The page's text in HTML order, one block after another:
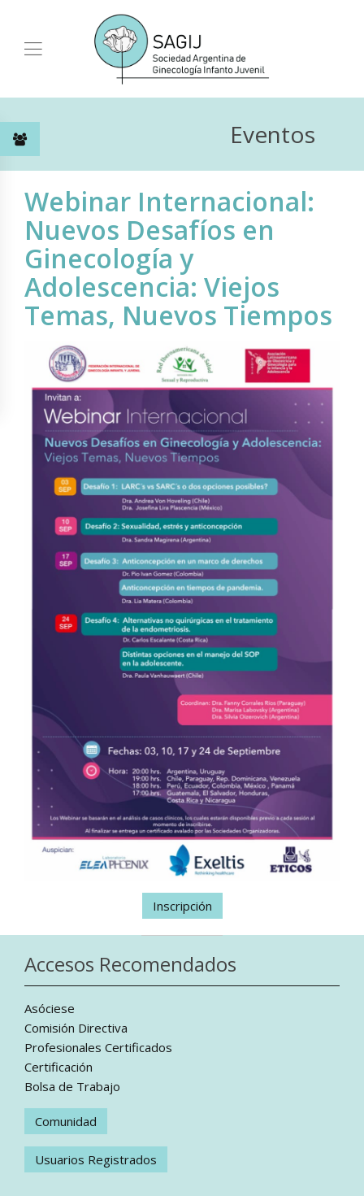
Eventos
Webinar Internacional:
Nuevos Desafíos en
Ginecología y
Adolescencia: Viejos
Temas, Nuevos Tiempos
Inscripción
Accesos Recomendados
Asóciese
Comisión Directiva
Profesionales Certificados
Certificación
Bolsa de Trabajo
Comunidad
Usuarios Registrados